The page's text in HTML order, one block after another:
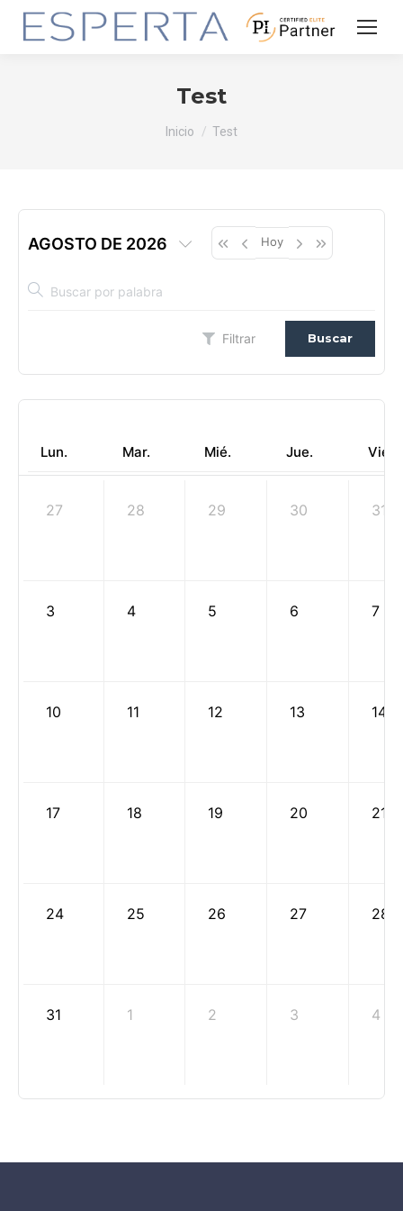
Test
Estás aquí:
Inicio Test
AGOSTO DE 2026 Hoy
Filtrar Buscar
Lun. Mar. Mié. Jue. Vie.
27 28 29 30 31
3 4 5 6 7
10 11 12 13 14
17 18 19 20 21
24 25 26 27 28
31 1 2 3 4